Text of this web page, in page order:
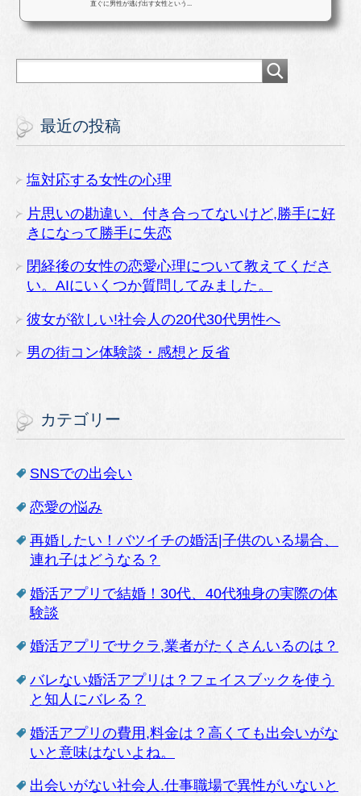
直ぐに男性が逃げ出す女性という...
最近の投稿
塩対応する女性の心理
片思いの勘違い、付き合ってないけど,勝手に好
きになって勝手に失恋
閉経後の女性の恋愛心理について教えてくださ
い。AIにいくつか質問してみました。
彼女が欲しい!社会人の20代30代男性へ
男の街コン体験談・感想と反省
カテゴリー
SNSでの出会い
恋愛の悩み
再婚したい！バツイチの婚活|子供のいる場合、
連れ子はどうなる？
婚活アプリで結婚！30代、40代独身の実際の体
験談
婚活アプリでサクラ,業者がたくさんいるのは？
バレない婚活アプリは？フェイスブックを使う
と知人にバレる？
婚活アプリの費用,料金は？高くても出会いがな
いと意味はないよね。
出会いがない社会人.仕事職場で異性がいないと